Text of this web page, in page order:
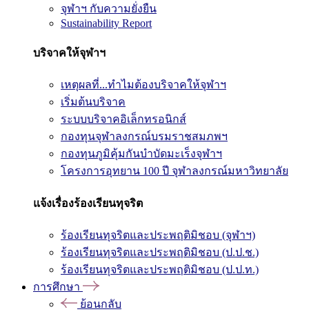
จุฬาฯ กับความยั่งยืน
Sustainability Report
บริจาคให้จุฬาฯ
เหตุผลที่...ทำไมต้องบริจาคให้จุฬาฯ
เริ่มต้นบริจาค
ระบบบริจาคอิเล็กทรอนิกส์
กองทุนจุฬาลงกรณ์บรมราชสมภพฯ
กองทุนภูมิคุ้มกันบำบัดมะเร็งจุฬาฯ
โครงการอุทยาน 100 ปี จุฬาลงกรณ์มหาวิทยาลัย
แจ้งเรื่องร้องเรียนทุจริต
ร้องเรียนทุจริตและประพฤติมิชอบ (จุฬาฯ)
ร้องเรียนทุจริตและประพฤติมิชอบ (ป.ป.ช.)
ร้องเรียนทุจริตและประพฤติมิชอบ (ป.ป.ท.)
การศึกษา
ย้อนกลับ